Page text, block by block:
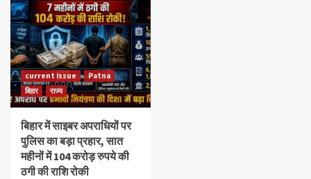
current issue
Patna
बिहार
राज्य
बिहार में साइबर अपराधियों पर
पुलिस का बड़ा प्रहार, सात
महीनों में 104 करोड़ रुपये की
ठगी की राशि रोकी